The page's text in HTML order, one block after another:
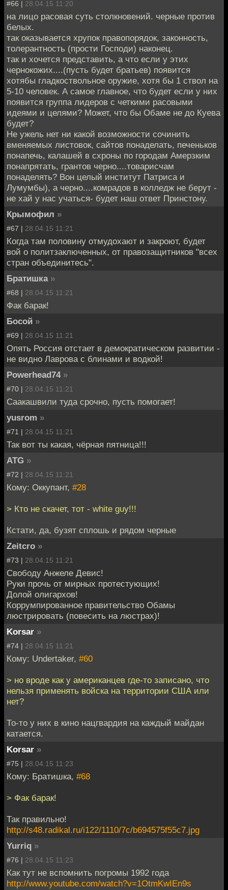
#66 | 28.04.15 11:20
на лицо расовая суть столкновений. черные против
белых.
так оказывается хрупок правопорядок, законность,
толерантность (прости Господи) наконец.
так и хочется представить, а что если у этих
чернокожих....(пусть будет братьев) появится
хотябы гладкоствольное оружие, хотя бы 1 ствол на
5-10 человек. А самое главное, что будет если у них
появится группа лидеров с четкими расовыми
идеями и целями? Может, что бы Обаме не до Куева
будет?
Не ужель нет ни какой возможности сочинить
вменяемых листовок, сайтов понаделать, печеньков
понапечь, калашей в схроны по городам Амерзким
понапрятать, грантов черно....товарисчам
понаделять? Вон целый институт Патриса и
Лумумбы), а черно....комрадов в колледж не берут -
не хай у нас учаться- будет наш ответ Принстону.
Крымофил »
#67 | 28.04.15 11:21
Когда там половину отмудохают и закроют, будет
вой о политзаключенных, от правозащитников "всех
стран объединитесь".
Братишка »
#68 | 28.04.15 11:21
Фак барак!
Босой »
#69 | 28.04.15 11:21
Опять Россия отстает в демократическом развитии -
не видно Лаврова с блинами и водкой!
Powerhead74 »
#70 | 28.04.15 11:21
Саакашвили туда срочно, пусть помогает!
yusrom »
#71 | 28.04.15 11:21
Так вот ты какая, чёрная пятница!!!
ATG »
#72 | 28.04.15 11:21
Кому: Оккупант, #28
> Кто не скачет, тот - white guy!!!
Кстати, да, бузят сплошь и рядом черные
Zeitcro »
#73 | 28.04.15 11:21
Свободу Анжеле Девис!
Руки прочь от мирных протестующих!
Долой олигархов!
Коррумпированное правительство Обамы
люстрировать (повесить на люстрах)!
Korsar »
#74 | 28.04.15 11:21
Кому: Undertaker, #60
> но вроде как у американцев где-то записано, что
нельзя применять войска на территории США или
нет?
То-то у них в кино нацгвардия на каждый майдан
катается.
Korsar »
#75 | 28.04.15 11:23
Кому: Братишка, #68
> Фак барак!
Так правильно!
http://s48.radikal.ru/i122/1110/7c/b694575f55c7.jpg
Yurriq »
#76 | 28.04.15 11:23
Как тут не вспомнить погромы 1992 года
http://www.youtube.com/watch?v=1OtmKwIEn9s